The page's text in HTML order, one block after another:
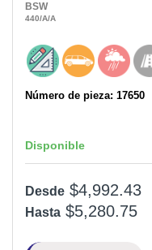
BSW
440/A/A
Número de pieza: 17650
Disponible
Desde $4,992.43
Hasta $5,280.75